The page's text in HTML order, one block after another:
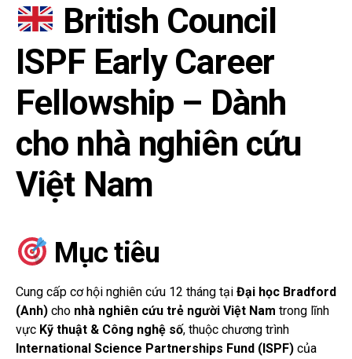
British Council
ISPF Early Career
Fellowship – Dành
cho nhà nghiên cứu
Việt Nam
Mục tiêu
Cung cấp cơ hội nghiên cứu 12 tháng tại Đại học Bradford
(Anh) cho nhà nghiên cứu trẻ người Việt Nam trong lĩnh
vực Kỹ thuật & Công nghệ số, thuộc chương trình
International Science Partnerships Fund (ISPF) của